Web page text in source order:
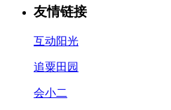
友情链接
互动阳光
追粟田园
会小二